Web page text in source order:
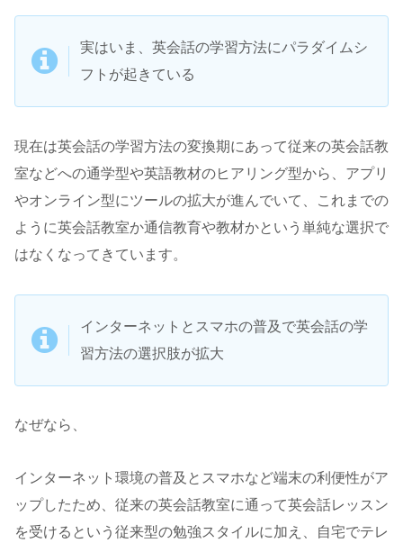
実はいま、英会話の学習方法にパラダイムシ
フトが起きている
現在は英会話の学習方法の変換期にあって従来の英会話教
室などへの通学型や英語教材のヒアリング型から、アプリ
やオンライン型にツールの拡大が進んでいて、これまでの
ように英会話教室か通信教育や教材かという単純な選択で
はなくなってきています。
インターネットとスマホの普及で英会話の学
習方法の選択肢が拡大
なぜなら、
インターネット環境の普及とスマホなど端末の利便性がア
ップしたため、従来の英会話教室に通って英会話レッスン
を受けるという従来型の勉強スタイルに加え、自宅でテレ